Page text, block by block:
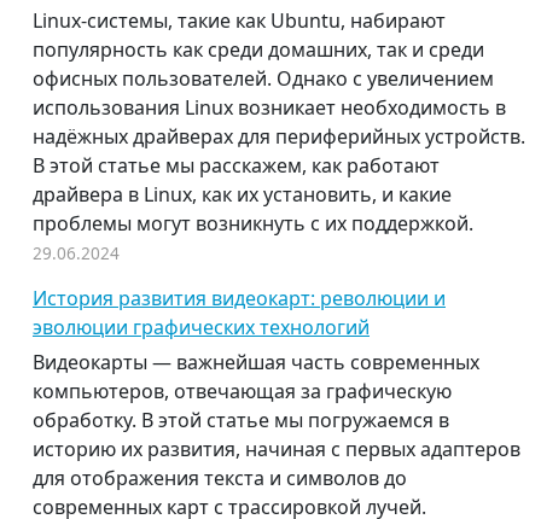
Linux-системы, такие как Ubuntu, набирают
популярность как среди домашних, так и среди
офисных пользователей. Однако с увеличением
использования Linux возникает необходимость в
надёжных драйверах для периферийных устройств.
В этой статье мы расскажем, как работают
драйвера в Linux, как их установить, и какие
проблемы могут возникнуть с их поддержкой.
29.06.2024
История развития видеокарт: революции и
эволюции графических технологий
Видеокарты — важнейшая часть современных
компьютеров, отвечающая за графическую
обработку. В этой статье мы погружаемся в
историю их развития, начиная с первых адаптеров
для отображения текста и символов до
современных карт с трассировкой лучей.